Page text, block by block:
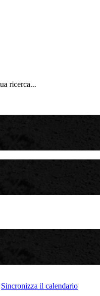
ricerca...
Sincronizza il calendario